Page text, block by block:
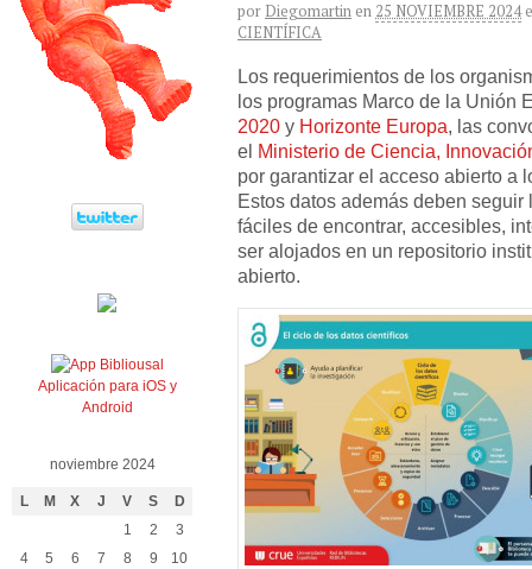
por Diegomartin en 25 NOVIEMBRE 2024
CIENTÍFICA
Los requerimientos de los
los programas Marco de la Unión
2020 y Horizonte Europa , las
el Ministerio de Ciencia,
por garantizar el acceso abierto a
Estos datos además deben
fáciles de encontrar, accesibles,
ser alojados en un repositorio
abierto.
Aplicación para iOS y
Android
noviembre 2024
L M X J V S D
1 2
3
4
5 6 7 8 9
10